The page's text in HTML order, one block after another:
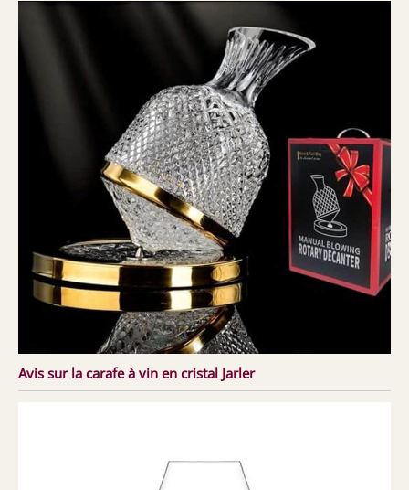
Avis sur la carafe à vin en cristal Jarler